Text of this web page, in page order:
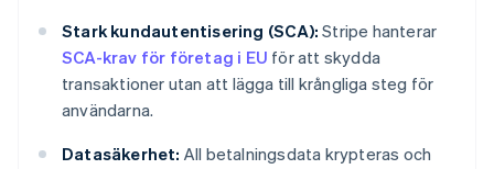
Stark kundautentisering (SCA): Stripe hanterar
SCA-krav för företag i EU för att skydda
transaktioner utan att lägga till krångliga steg för
användarna.
Datasäkerhet: All betalningsdata krypteras och